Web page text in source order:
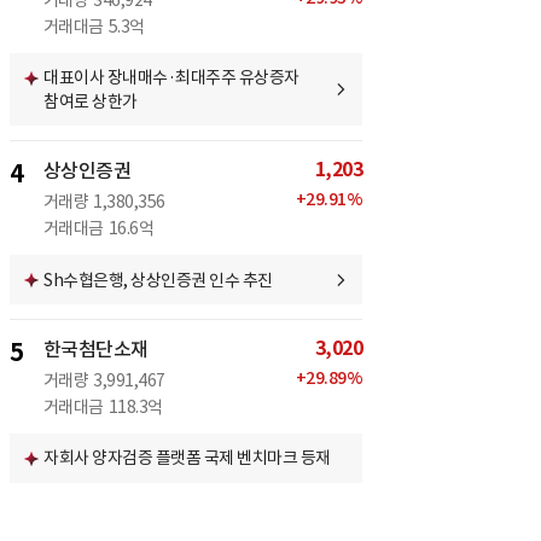
거래대금 5.3억
대표이사 장내매수·최대주주 유상증자
참여로 상한가
4 상상인증권
거래량 1,380,356
거래대금 16.6억
1,203
+29.91%
Sh수협은행, 상상인증권 인수 추진
5 한국첨단소재
거래량 3,991,467
거래대금 118.3억
3,020
+29.89%
자회사 양자검증 플랫폼 국제 벤치마크 등재